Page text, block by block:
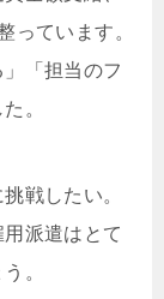
っています。
「担当のフ
。
戦したい。
派遣はとて
。